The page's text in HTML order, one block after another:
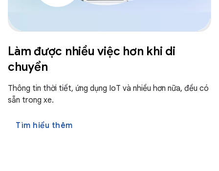
Làm được nhiều việc hơn khi di
chuyển
Thông tin thời tiết, ứng dụng IoT và nhiều hơn nữa, đều có
sẵn trong xe.
Tìm hiểu thêm